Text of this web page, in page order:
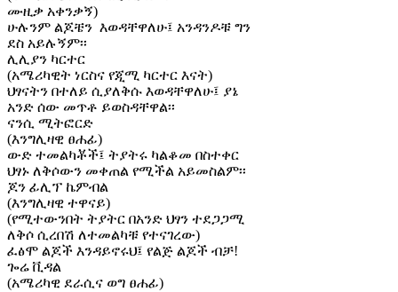
ሙዚቃ አቀንቃኝ)
ሁሉንም ልጆቼን እወዳቸዋለሁ፤ አንዳንዶቹ ግን
ደስ አይሉኝም፡፡
ሊሊያን ካርተር
(አሜሪካዊት ነርስና የጂሚ ካርተር እናት)
ህፃናትን በተለይ ሲያለቅሱ እወዳቸዋለሁ፤ ያኔ
አንድ ሰው መጥቶ ይወስዳቸዋል፡፡
ናንሲ ሚትፎርድ
(እንግሊዛዊ ፀሐፊ)
ውድ ተመልካቾች፤ ትያትሩ ካልቆመ በስተቀር
ህፃኑ ለቅሶውን መቀጠል የሚችል አይመስልም፡፡
ጆን ፊሊፕ ኬምብል
(እንግሊዛዊ ተዋናይ)
(የሚተውንበት ትያትር በአንድ ህፃን ተደጋጋሚ
ለቅሶ ሲረበሽ ለተመልካቹ የተናገረው)
ፈፅሞ ልጆች እንዳይኖሩህ፤ የልጅ ልጆች ብቻ!
ጐሬ ቪዳል
(አሜሪካዊ ደራሲና ወግ ፀሐፊ)